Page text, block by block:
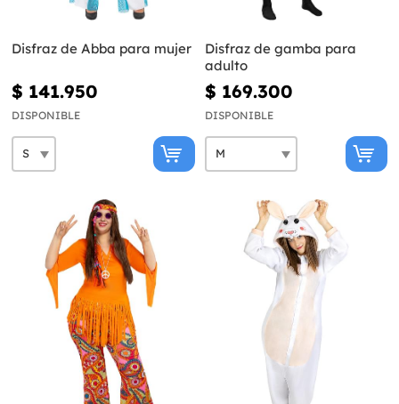
Disfraz de Abba para mujer
$ 141.950
DISPONIBLE
Disfraz de gamba para
adulto
$ 169.300
DISPONIBLE